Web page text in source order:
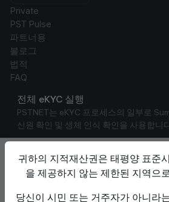
귀하의 지적재산권은 태평양 표준
을 제공하지 않는 제한된 지역으
당신이 시민 또는 거주자가 아니라
Private
PST Pulse
파트너용
블로그
법적
FAQ
전체 eKYC 실행
PSTNET는 eKYC 프로세스의 일부로
신원 확인 및 생체 인식 확인을 사용합니
AML 규정 준수
실시간 거래 모니터링을 통해 AML 규정
registered in the U.S. and other countries and